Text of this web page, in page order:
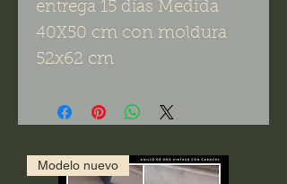
entrega 15 días Medida
40X50 cm con moldura
52x62 cm
Modelo nuevo